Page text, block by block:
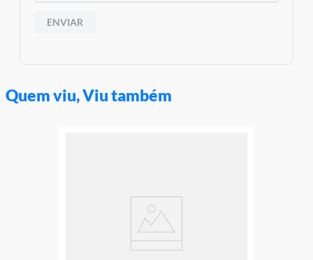
ENVIAR
Quem viu, Viu também